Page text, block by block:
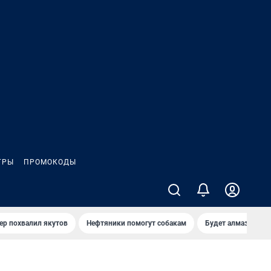
ПРОМОКОДЫ
похвалил якутов Нефтяники помогут собакам Будет алмазный